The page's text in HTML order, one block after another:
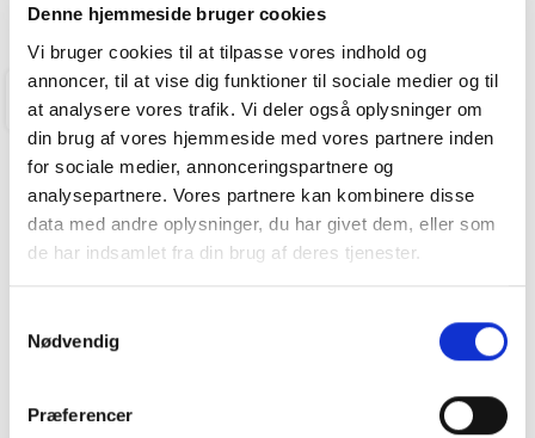
Denne hjemmeside bruger cookies
Vi bruger cookies til at tilpasse vores indhold og
annoncer, til at vise dig funktioner til sociale medier og til
at analysere vores trafik. Vi deler også oplysninger om
din brug af vores hjemmeside med vores partnere inden
for sociale medier, annonceringspartnere og
analysepartnere. Vores partnere kan kombinere disse
data med andre oplysninger, du har givet dem, eller som
de har indsamlet fra din brug af deres tjenester.
Nødvendig
Præferencer
Style DSG 218HK 6g Aut.
BALLERUP